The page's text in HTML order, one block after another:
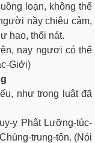
loạn, không thể
nầy chiêu cảm,
hao, thối nát.
nay ngươi có thể
Giới)
như trong luật đã
y Phật Lưỡng-túc-
trung-tôn. (Nói